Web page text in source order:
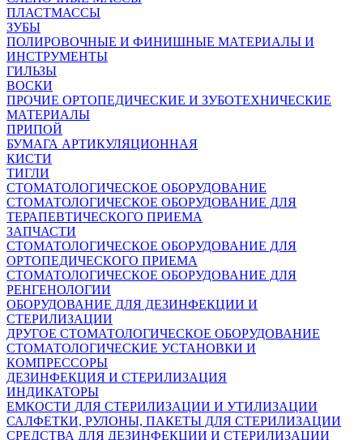
ПЛАСТМАССЫ
ЗУБЫ
ПОЛИРОВОЧНЫЕ И ФИНИШНЫЕ МАТЕРИАЛЫ И
ИНСТРУМЕНТЫ
ГИЛЬЗЫ
ВОСКИ
ПРОЧИЕ ОРТОПЕДИЧЕСКИЕ И ЗУБОТЕХНИЧЕСКИЕ
МАТЕРИАЛЫ
ПРИПОЙ
БУМАГА АРТИКУЛЯЦИОННАЯ
КИСТИ
ТИГЛИ
СТОМАТОЛОГИЧЕСКОЕ ОБОРУДОВАНИЕ
СТОМАТОЛОГИЧЕСКОЕ ОБОРУДОВАНИЕ ДЛЯ
ТЕРАПЕВТИЧЕСКОГО ПРИЕМА
ЗАПЧАСТИ
СТОМАТОЛОГИЧЕСКОЕ ОБОРУДОВАНИЕ ДЛЯ
ОРТОПЕДИЧЕСКОГО ПРИЕМА
СТОМАТОЛОГИЧЕСКОЕ ОБОРУДОВАНИЕ ДЛЯ
РЕНГЕНОЛОГИИ
ОБОРУДОВАНИЕ ДЛЯ ДЕЗИНФЕКЦИИ И
СТЕРИЛИЗАЦИИ
ДРУГОЕ СТОМАТОЛОГИЧЕСКОЕ ОБОРУДОВАНИЕ
СТОМАТОЛОГИЧЕСКИЕ УСТАНОВКИ И
КОМПРЕССОРЫ
ДЕЗИНФЕКЦИЯ И СТЕРИЛИЗАЦИЯ
ИНДИКАТОРЫ
ЕМКОСТИ ДЛЯ СТЕРИЛИЗАЦИИ И УТИЛИЗАЦИИ
САЛФЕТКИ, РУЛОНЫ, ПАКЕТЫ ДЛЯ СТЕРИЛИЗАЦИИ
СРЕДСТВА ДЛЯ ДЕЗИНФЕКЦИИ И СТЕРИЛИЗАЦИИ